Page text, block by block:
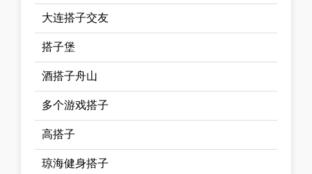
大连搭子交友
搭子堡
酒搭子舟山
多个游戏搭子
高搭子
琼海健身搭子